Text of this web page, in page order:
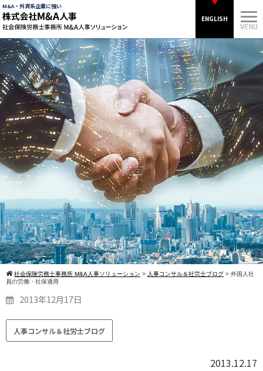
M&A・外資系企業に強い
ENGLISH
社会保険労務士事務所 M&A人事ソリューション > 人事コンサル＆社労士ブログ > 外国人社
員の労働・社保適用
2013年12月17日
人事コンサル＆社労士ブログ
2013.12.17